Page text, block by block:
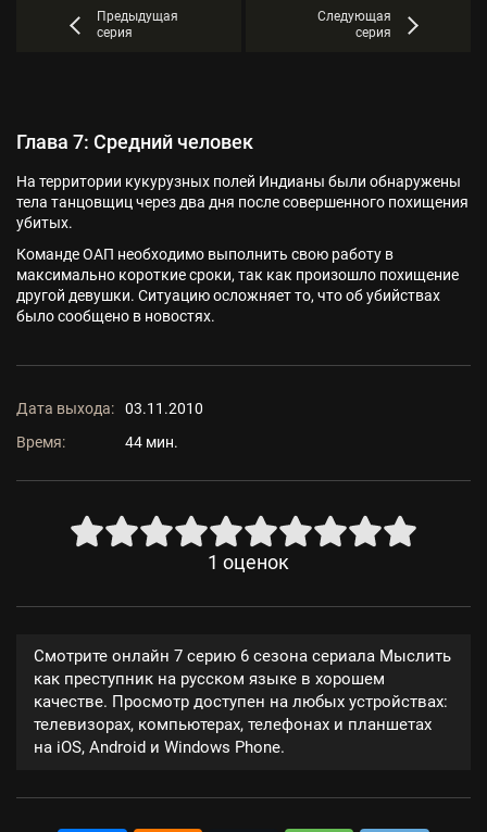
Предыдущая
серия
Следующая
серия
Глава 7: Средний человек
На территории кукурузных полей Индианы были обнаружены
тела танцовщиц через два дня после совершенного похищения
убитых.
Команде ОАП необходимо выполнить свою работу в
максимально короткие сроки, так как произошло похищение
другой девушки. Ситуацию осложняет то, что об убийствах
было сообщено в новостях.
Дата выхода:
03.11.2010
Время:
44 мин.
1 оценок
Смотрите онлайн 7 серию 6 сезона сериала Мыслить
как преступник на русском языке в хорошем
качестве. Просмотр доступен на любых устройствах:
телевизорах, компьютерах, телефонах и планшетах
на iOS, Android и Windows Phone.